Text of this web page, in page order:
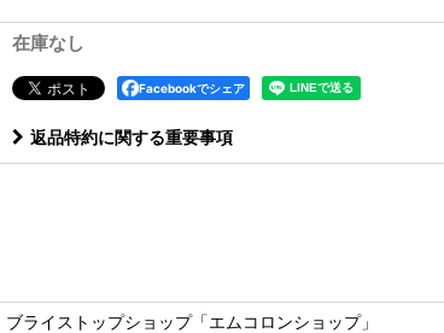
在庫なし
Facebookでシェア
返品特約に関する重要事項
ブライストップショップ「エムコロンショップ」